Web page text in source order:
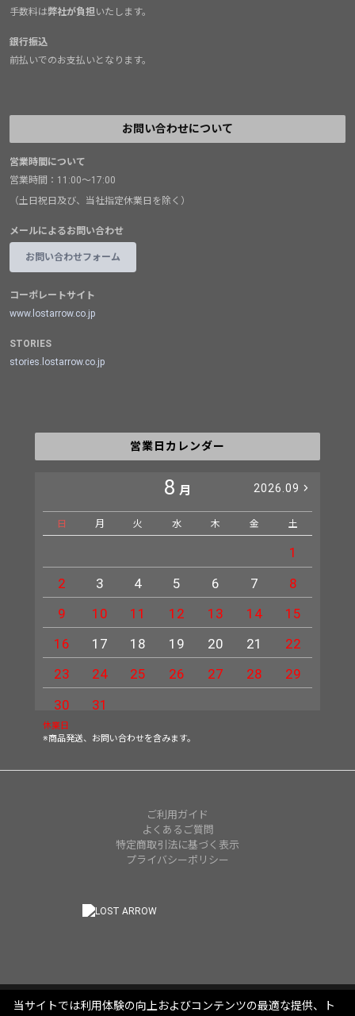
手数料は弊社が負担いたします。
銀行振込
前払いでのお支払いとなります。
お問い合わせについて
営業時間について
営業時間：11:00～17:00
（土日祝日及び、当社指定休業日を除く）
メールによるお問い合わせ
お問い合わせフォーム
コーポレートサイト
www.lostarrow.co.jp
STORIES
stories.lostarrow.co.jp
営業日カレンダー
8 月 2026.09
日 月 火 水 木 金 土
1
2
3 4 5 6 7
8
9
10 11 12 13 14
15
16
17 18 19 20 21
22
23
24 25 26 27 28
29
30
31
休業日
※商品発送、お問い合わせを含みます。
ご利用ガイド
よくあるご質問
特定商取引法に基づく表示
プライバシーポリシー
当サイトでは利用体験の向上およびコンテンツの最適な提供、ト